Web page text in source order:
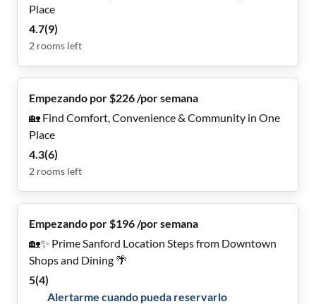
Place
4.7(9)
2 rooms left
Empezando por $226 /por semana
🏡 Find Comfort, Convenience & Community in One
Place
4.3(6)
2 rooms left
Empezando por $196 /por semana
🏡✨ Prime Sanford Location Steps from Downtown
Shops and Dining 🌴
5(4)
Alertarme cuando pueda reservarlo